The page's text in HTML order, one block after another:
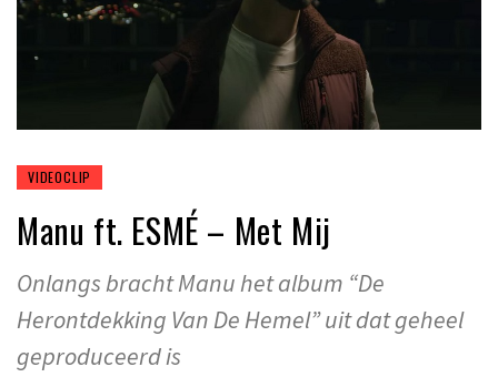
VIDEOCLIP
Manu ft. ESMÉ – Met Mij
Onlangs bracht Manu het album “De
Herontdekking Van De Hemel” uit dat geheel
geproduceerd is